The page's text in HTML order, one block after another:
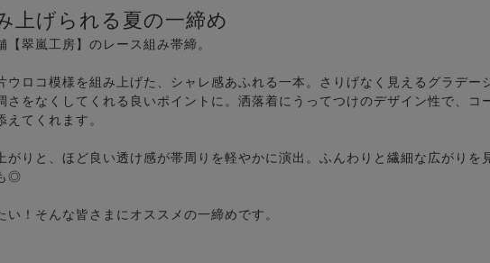
上げられる夏の一締め
翠嵐工房】のレース組み帯締。
ウロコ模様を組み上げた、シャレ感あふれる一本。さりげなく見えるグラデー
さをなくしてくれる良いポイントに。洒落着にうってつけのデザイン性で、コ
てくれます。
がりと、ほど良い透け感が帯周りを軽やかに演出。ふんわりと繊細な広がりを
◎
い！そんな皆さまにオススメの一締めです。